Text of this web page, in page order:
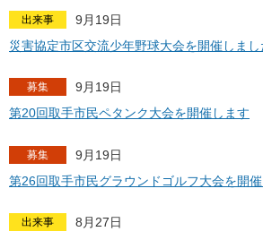
出来事
9月19日
災害協定市区交流少年野球大会を開催しまし
募集
9月19日
第20回取手市民ペタンク大会を開催します
募集
9月19日
第26回取手市民グラウンドゴルフ大会を開
出来事
8月27日